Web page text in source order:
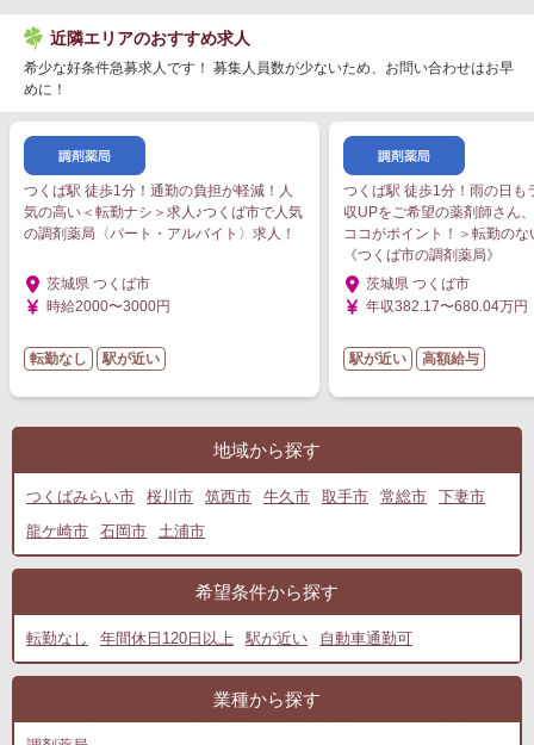
近隣エリアのおすすめ求人
希少な好条件急募求人です！ 募集人員数が少ないため、お問い合わせはお早
めに！
つくば駅 徒歩1分！通勤の負担が軽減！人
気の高い＜転勤ナシ＞求人♪つくば市で人気
の調剤薬局〈パート・アルバイト〉求人！
茨城県 つくば市
時給2000〜3000円
転勤なし 駅が近い
つくば駅 徒歩1分！雨の日も
収UPをご希望の薬剤師さん
ココがポイント！＞転勤のな
《つくば市の調剤薬局》
茨城県 つくば市
年収382.17〜680.04万円
駅が近い 高額給与
地域から探す
つくばみらい市 桜川市 筑西市 牛久市 取手市 常総市
下妻市
龍ケ崎市
石岡市 土浦市
希望条件から探す
転勤なし 年間休日120日以上 駅が近い 自動車通勤可
業種から探す